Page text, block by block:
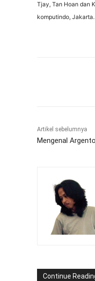
Tjay, Tan Hoan dan
komputindo, Jakarta.
Artikel sebelumnya
Mengenal
Continue